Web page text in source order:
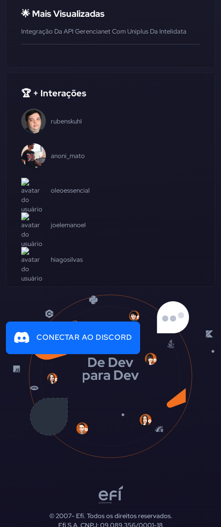
🌟 Mais Visualizadas
Integração Da API Gerencianet Com Uniplus Da Intelidata
🏆 + Interações
rubenskuhl
anoni_mato
oleoessencial
joelemanoel
hiagosilvas
CONECTAR AO DISCORD
© 2007-Efí. Todos os direitos reservados.